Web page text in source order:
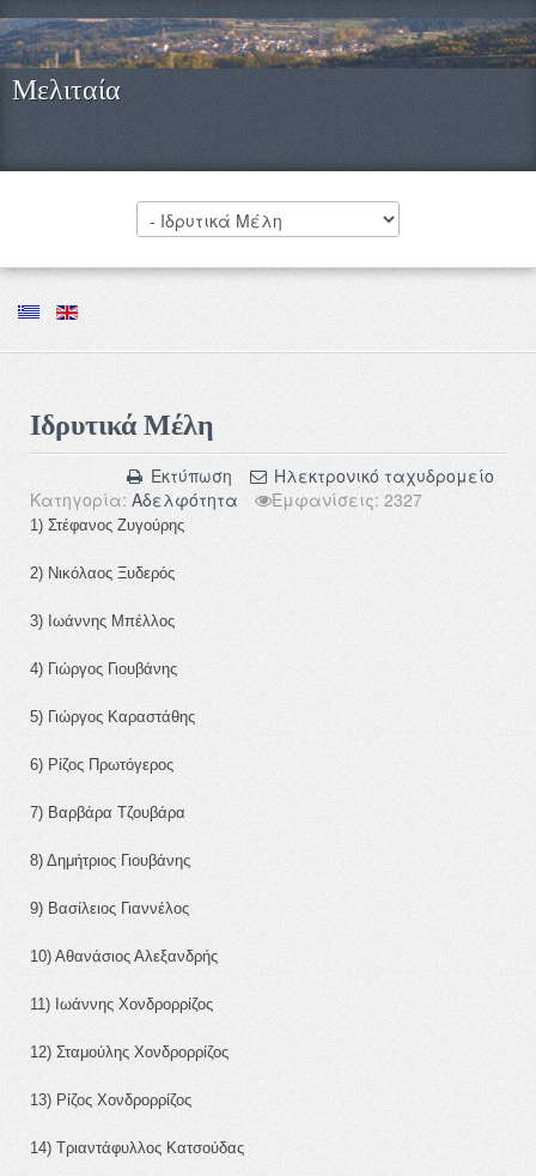
Μελιταία
Ιδρυτικά Μέλη
Εκτύπωση
Ηλεκτρονικό ταχυδρομείο
Κατηγορία: Αδελφότητα Εμφανίσεις: 2327
1) Στέφανος Ζυγούρης
2) Νικόλαος Ξυδερός
3) Ιωάννης Μπέλλος
4) Γιώργος Γιουβάνης
5) Γιώργος Καραστάθης
6) Ρίζος Πρωτόγερος
7) Βαρβάρα Τζουβάρα
8) Δημήτριος Γιουβάνης
9) Βασίλειος Γιαννέλος
10) Αθανάσιος Αλεξανδρής
11) Ιωάννης Χονδρορρίζος
12) Σταμούλης Χονδρορρίζος
13) Ρίζος Χονδρορρίζος
14) Τριαντάφυλλος Κατσούδας